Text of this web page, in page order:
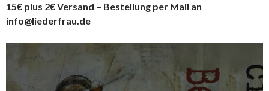
15€ plus 2€ Versand – Bestellung per Mail an
info@liederfrau.de